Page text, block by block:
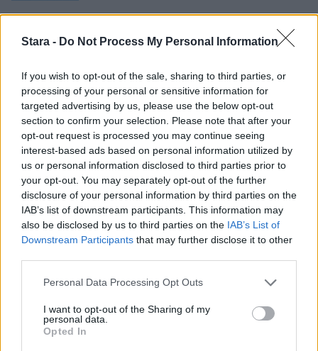
Stara - Do Not Process My Personal Information
If you wish to opt-out of the sale, sharing to third parties, or
processing of your personal or sensitive information for
targeted advertising by us, please use the below opt-out
section to confirm your selection. Please note that after your
opt-out request is processed you may continue seeing
interest-based ads based on personal information utilized by
us or personal information disclosed to third parties prior to
your opt-out. You may separately opt-out of the further
disclosure of your personal information by third parties on the
IAB’s list of downstream participants. This information may
also be disclosed by us to third parties on the IAB’s List of
Downstream Participants that may further disclose it to other
Personal Data Processing Opt Outs
I want to opt-out of the Sharing of my
personal data.
Opted In
Viihdeuutiset
8.7.2013, 13:20
Julia ja Johanna Tukiainen rinnat
paljaana nettikuvassa